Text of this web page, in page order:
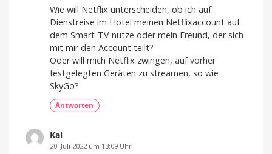
Wie will Netflix unterscheiden, ob ich auf
Dienstreise im Hotel meinen Netflixaccount auf
dem Smart-TV nutze oder mein Freund, der sich
mit mir den Account teilt?
Oder will mich Netflix zwingen, auf vorher
festgelegten Geräten zu streamen, so wie
SkyGo?
Antworten
Kai
20. Juli 2022 um 13:09 Uhr